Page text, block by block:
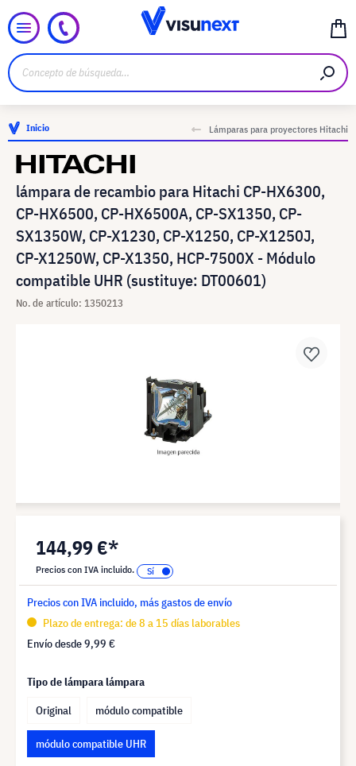
Inicio Lámparas para proyectores Hitachi
lámpara de recambio para Hitachi CP-HX6300,
CP-HX6500, CP-HX6500A, CP-SX1350, CP-
SX1350W, CP-X1230, CP-X1250, CP-X1250J,
CP-X1250W, CP-X1350, HCP-7500X - Módulo
compatible UHR (sustituye: DT00601)
No. de artículo: 1350213
144,99 €*
Precios con IVA incluido.
Precios con IVA incluido, más gastos de envío
Plazo de entrega: de 8 a 15 días laborables
Envío desde9,99 €
Tipo de lámpara lámpara
Original
módulo compatible
módulo compatible UHR